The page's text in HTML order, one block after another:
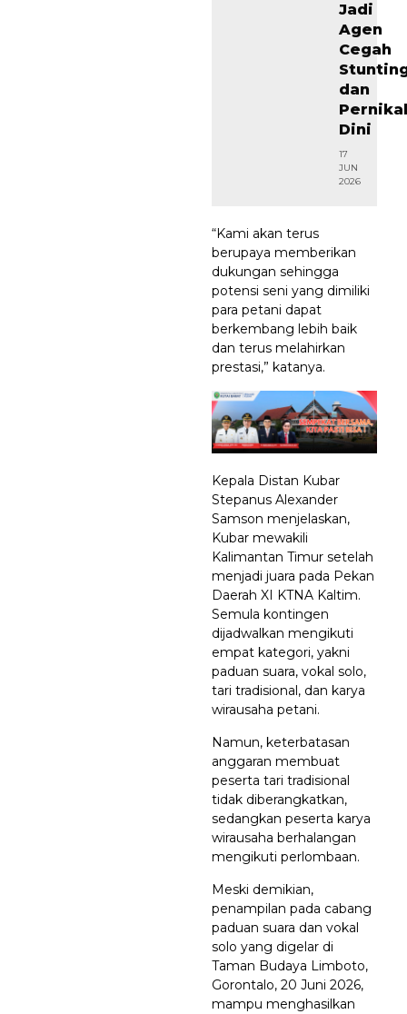
Jadi
Agen
Cegah
dan
Dini
17
JUN
2026
“Kami akan terus
berupaya memberikan
dukungan sehingga
potensi seni yang dimiliki
para petani dapat
berkembang lebih baik
dan terus melahirkan
prestasi,” katanya.
Kepala Distan Kubar
Stepanus Alexander
Samson menjelaskan,
Kubar mewakili
Kalimantan Timur setelah
menjadi juara pada Pekan
Daerah XI KTNA Kaltim.
Semula kontingen
dijadwalkan mengikuti
empat kategori, yakni
paduan suara, vokal solo,
tari tradisional, dan karya
wirausaha petani.
Namun, keterbatasan
anggaran membuat
peserta tari tradisional
tidak diberangkatkan,
sedangkan peserta karya
wirausaha berhalangan
mengikuti perlombaan.
Meski demikian,
penampilan pada cabang
paduan suara dan vokal
solo yang digelar di
Taman Budaya Limboto,
Gorontalo, 20 Juni 2026,
mampu menghasilkan